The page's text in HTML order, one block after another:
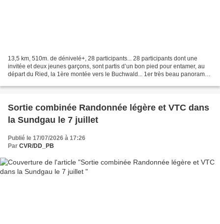
13,5 km, 510m. de dénivelé+, 28 participants... 28 participants dont une
invitée et deux jeunes garçons, sont partis d’un bon pied pour entamer, au
départ du Ried, la 1ère montée vers le Buchwald... 1er très beau panorama
Sortie combinée Randonnée légère et VTC dans
la Sundgau le 7 juillet
Publié le 17/07/2026 à 17:26
Par CVR/DD_PB